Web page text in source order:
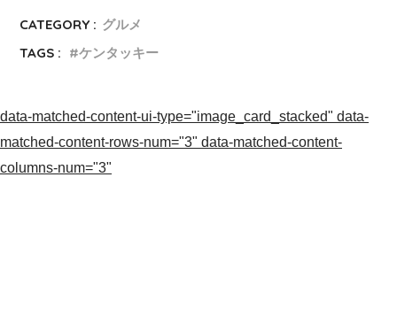
CATEGORY : グルメ
TAGS :
ケンタッキー
data-matched-content-ui-type="image_card_stacked" data-
matched-content-rows-num="3" data-matched-content-
columns-num="3"